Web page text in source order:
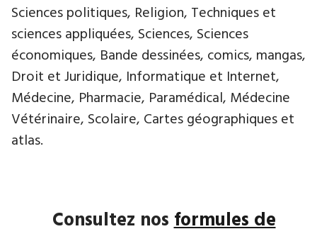
Sciences politiques, Religion, Techniques et
sciences appliquées, Sciences, Sciences
économiques, Bande dessinées, comics, mangas,
Droit et Juridique, Informatique et Internet,
Médecine, Pharmacie, Paramédical, Médecine
Vétérinaire, Scolaire, Cartes géographiques et
atlas.
Consultez nosformules de